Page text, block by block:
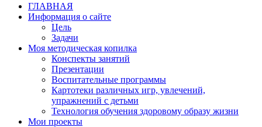
ГЛАВНАЯ
Информация о сайте
Цель
Задачи
Моя методическая копилка
Конспекты занятий
Презентации
Воспитательные программы
Картотеки различных игр, увлечений,
упражнений с детьми
Технология обучения здоровому образу жизни
Мои проекты